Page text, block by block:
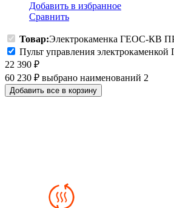
Добавить в избранное
Сравнить
Товар:Электрокаменка ГЕОС-КВ
Пульт управления
22 390 ₽
60 230 ₽ выбрано наименований 2
Добавить все в корзину